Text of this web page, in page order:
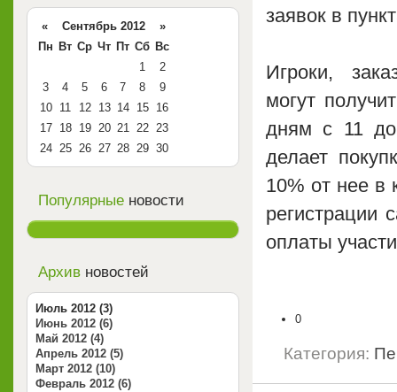
заявок в
Игроки,
могут
дням с 11
делает
10% от нее в
регистрации
оплаты
0
Категория:
« Сентябрь 2012 »
Пн Вт Ср Чт Пт Сб Вс
1
2
3
4 5 6 7 8
9
10
11 12 13 14 15
16
17
18 19 20 21 22 23
24 25 26 27 28 29 30
Популярные новости
Архив новостей
Июль 2012 (3)
Июнь 2012 (6)
Май 2012 (4)
Апрель 2012 (5)
Март 2012 (10)
Февраль 2012 (6)